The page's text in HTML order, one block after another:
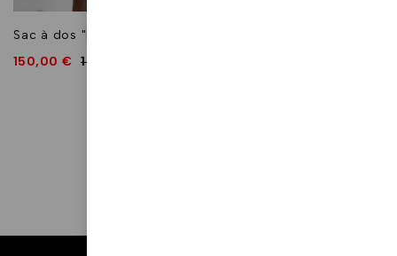
Sac à dos "Behanzin"
159,00
150,00 €